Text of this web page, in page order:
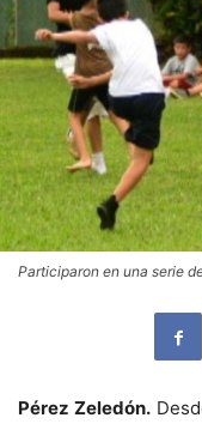
Participaron en una serie
Pérez Zeledón.